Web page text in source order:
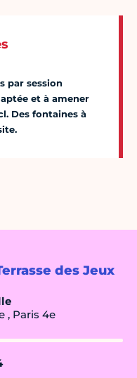
des Jeux
, Paris 4e
par session
et à amener
Des fontaines à